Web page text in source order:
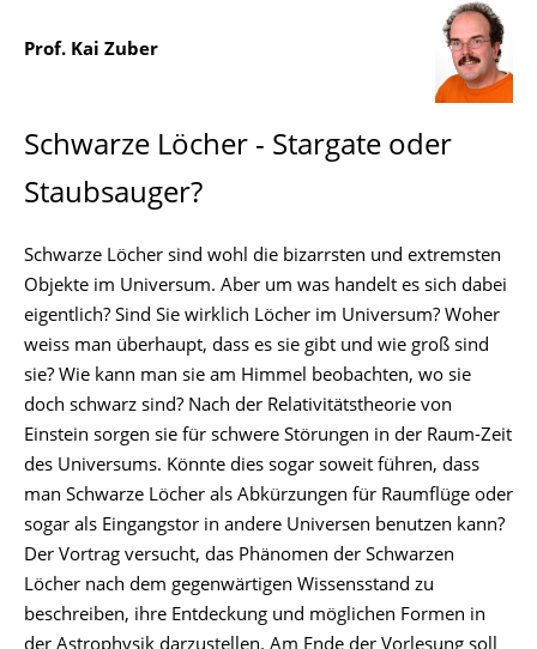
Prof. Kai Zuber
Schwarze Löcher - Stargate oder
Staubsauger?
Schwarze Löcher sind wohl die bizarrsten und extremsten
Objekte im Universum. Aber um was handelt es sich dabei
eigentlich? Sind Sie wirklich Löcher im Universum? Woher
weiss man überhaupt, dass es sie gibt und wie groß sind
sie? Wie kann man sie am Himmel beobachten, wo sie
doch schwarz sind? Nach der Relativitätstheorie von
Einstein sorgen sie für schwere Störungen in der Raum-Zeit
des Universums. Könnte dies sogar soweit führen, dass
man Schwarze Löcher als Abkürzungen für Raumflüge oder
sogar als Eingangstor in andere Universen benutzen kann?
Der Vortrag versucht, das Phänomen der Schwarzen
Löcher nach dem gegenwärtigen Wissensstand zu
beschreiben, ihre Entdeckung und möglichen Formen in